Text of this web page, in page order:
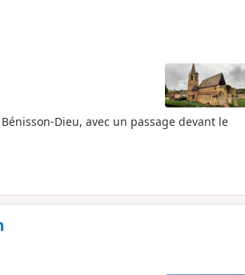
Dieu, avec un passage devant le